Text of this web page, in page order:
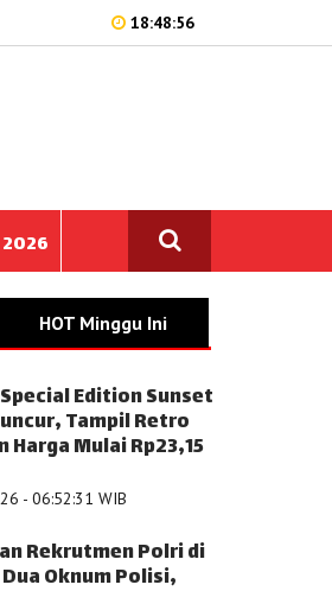
18:48:56
2026
HOT Minggu Ini
Edition Sunset
Tampil Retro
Harga Mulai Rp23,15
- 06:52:31 WIB
Rekrutmen Polri di
Oknum Polisi,